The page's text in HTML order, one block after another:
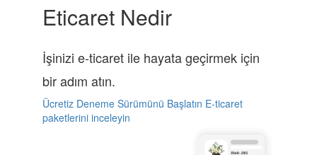
Eticaret Nedir
İşinizi e-ticaret ile hayata geçirmek için
bir adım atın.
Ücretiz Deneme Sürümünü Başlatın E-ticaret
paketlerini inceleyin